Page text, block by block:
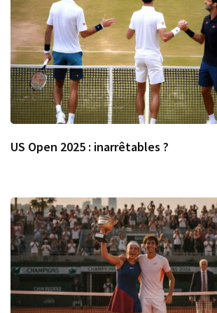
US Open 2025 : inarrêtables ?